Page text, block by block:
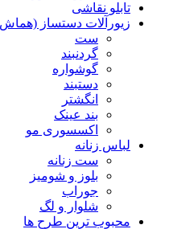
تابلو نقاشی
زیورآلات دستساز
ست
گردنبند
گوشواره
دستبند
انگشتر
بند عینک
اکسسوری مو
لباس زنانه
ست زنانه
بلوز و شومیز
جوراب
شلوار و لگ
محبوب ترین طرح ها